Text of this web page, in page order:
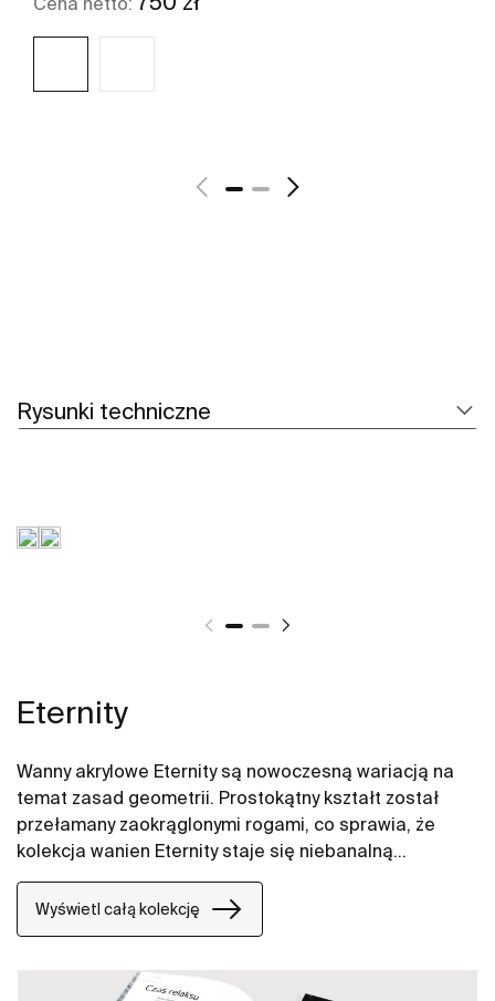
Rysunki techniczne
Eternity
Wanny akrylowe Eternity są nowoczesną wariacją na
temat zasad geometrii. Prostokątny kształt został
przełamany zaokrąglonymi rogami, co sprawia, że
kolekcja wanien Eternity staje się niebanalną
propozycją dla miłośników zarówno surowego jak i
subtelnego wzornictwa.
Wyświetl całą kolekcję